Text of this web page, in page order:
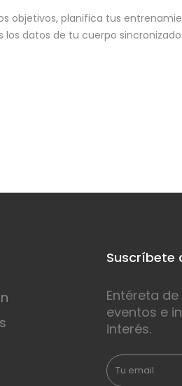
objetivos, planifica tus
los datos de tu cuerpo
Suscríbete
Entéreta
eventos e
interés.